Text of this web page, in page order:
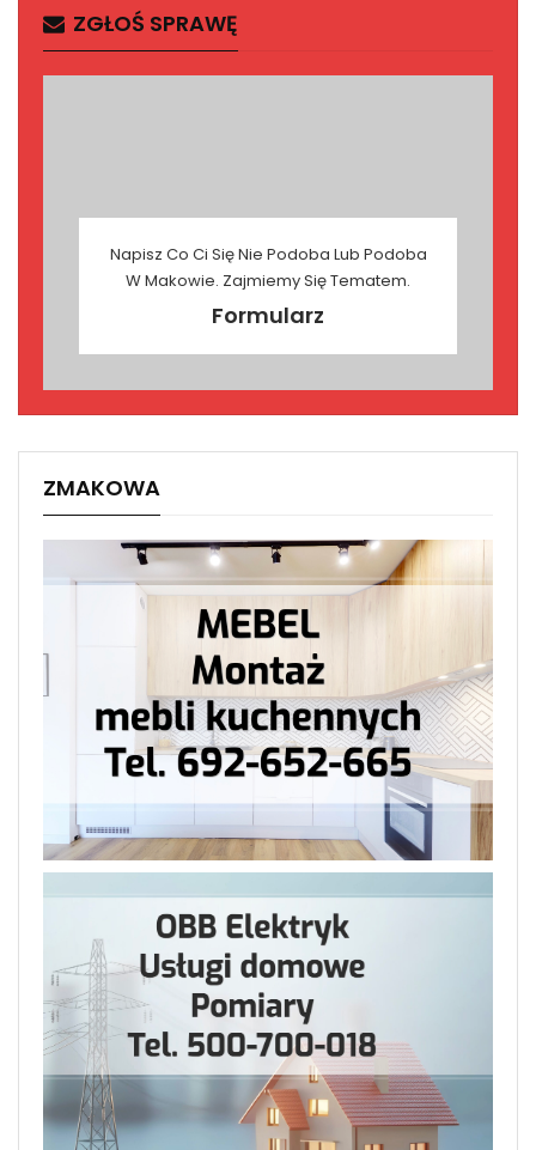
ZGŁOŚ SPRAWĘ
Napisz Co Ci Się Nie Podoba Lub Podoba
W Makowie. Zajmiemy Się Tematem.
Formularz
ZMAKOWA